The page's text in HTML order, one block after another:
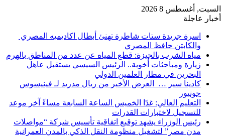
السبت, أغسطس 8 2026
أخبار عاجلة
اسرة جريدة ستات شاطرة تهنئ أبطال اكاديميه المصري
والكابتن حافظ المصري
مياه الشرب بالجيزة: قطع المياه عن عدد من المناطق بالهرم
زيارة ومباحثات أخوية.. الرئيس السيسي يستقبل عاهل
البحرين في مطار العلمين الدولي
كادينا سير … العرض الأخير من ريال مدريد لـ فينيسوس
جونيور
التعليم العالي: غدًا الخميس الساعة السابعة مساءً آخر موعد
للتسجيل لاختبارات القدرات
رئيس الوزراء يشهد توقيع اتفاقية تأسيس شركة “مواصلات
مدن مصر” لتشغيل منظومة النقل الذكي بالمدن العمرانية